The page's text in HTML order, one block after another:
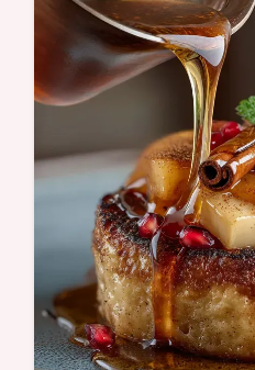
légers quils fondent
pour réussir ces
thé parfaits